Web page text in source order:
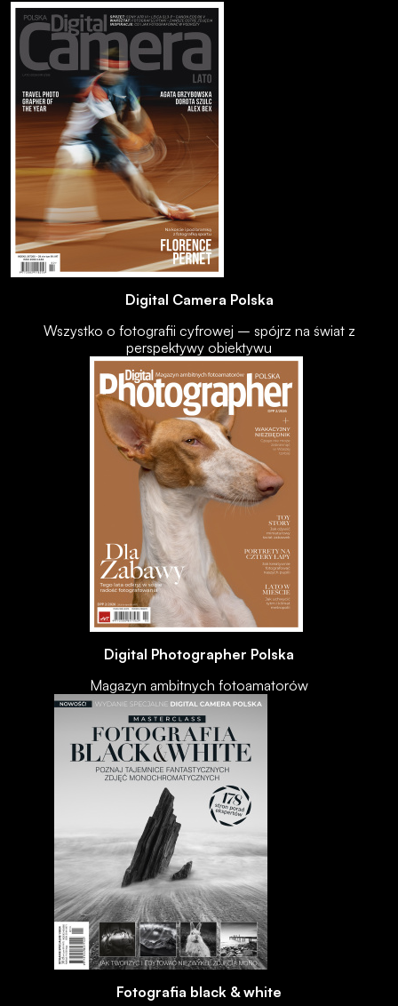
Digital Camera Polska
Wszystko o fotografii cyfrowej – spójrz na świat z
perspektywy obiektywu
Digital Photographer Polska
Magazyn ambitnych fotoamatorów
Fotografia black & white